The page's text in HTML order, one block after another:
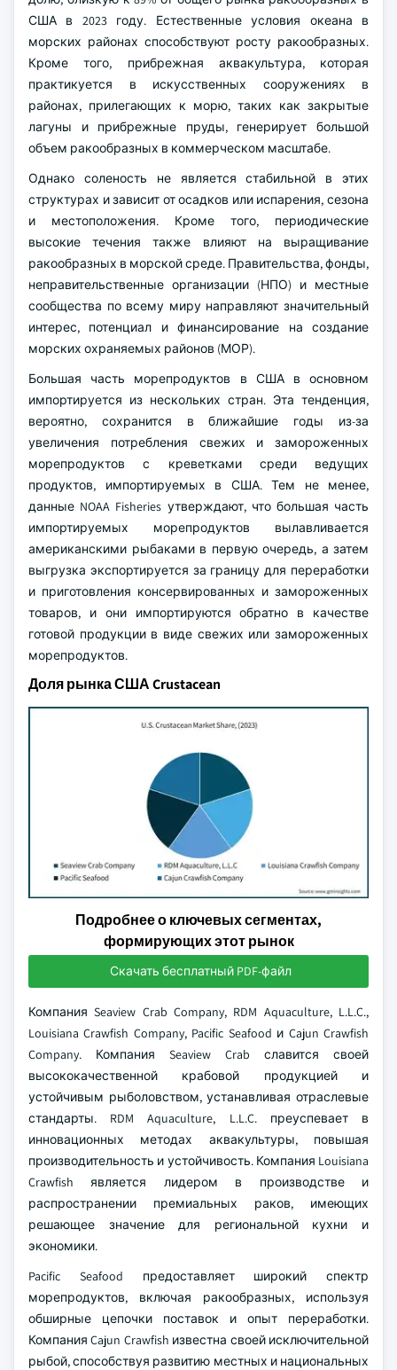
США в 2023 году. Естественные условия океана в
морских районах способствуют росту ракообразных.
Кроме того, прибрежная аквакультура, которая
практикуется в искусственных сооружениях в
районах, прилегающих к морю, таких как закрытые
лагуны и прибрежные пруды, генерирует большой
объем ракообразных в коммерческом масштабе.
Однако соленость не является стабильной в этих
структурах и зависит от осадков или испарения, сезона
и местоположения. Кроме того, периодические
высокие течения также влияют на выращивание
ракообразных в морской среде. Правительства, фонды,
неправительственные организации (НПО) и местные
сообщества по всему миру направляют значительный
интерес, потенциал и финансирование на создание
морских охраняемых районов (МОР).
Большая часть морепродуктов в США в основном
импортируется из нескольких стран. Эта тенденция,
вероятно, сохранится в ближайшие годы из-за
увеличения потребления свежих и замороженных
морепродуктов с креветками среди ведущих
продуктов, импортируемых в США. Тем не менее,
данные NOAA Fisheries утверждают, что большая часть
импортируемых морепродуктов вылавливается
американскими рыбаками в первую очередь, а затем
выгрузка экспортируется за границу для переработки
и приготовления консервированных и замороженных
товаров, и они импортируются обратно в качестве
готовой продукции в виде свежих или замороженных
морепродуктов.
Доля рынка США Crustacean
Подробнее о ключевых сегментах,
формирующих этот рынок
Скачать бесплатный PDF-файл
Компания Seaview Crab Company, RDM Aquaculture, L.L.C.,
Louisiana Crawfish Company, Pacific Seafood и Cajun Crawfish
Company. Компания Seaview Crab славится своей
высококачественной крабовой продукцией и
устойчивым рыболовством, устанавливая отраслевые
стандарты. RDM Aquaculture, L.L.C. преуспевает в
инновационных методах аквакультуры, повышая
производительность и устойчивость. Компания Louisiana
Crawfish является лидером в производстве и
распространении премиальных раков, имеющих
решающее значение для региональной кухни и
экономики.
Pacific Seafood предоставляет широкий спектр
морепродуктов, включая ракообразных, используя
обширные цепочки поставок и опыт переработки.
Компания Cajun Crawfish известна своей исключительной
рыбой, способствуя развитию местных и национальных